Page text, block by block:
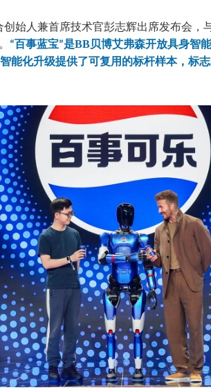
始人兼首席技术官彭志辉出席发布会，
“百事蓝宝”是BB贝博艾弗森开放具身智
能化升级提供了可复用的标杆样本，标